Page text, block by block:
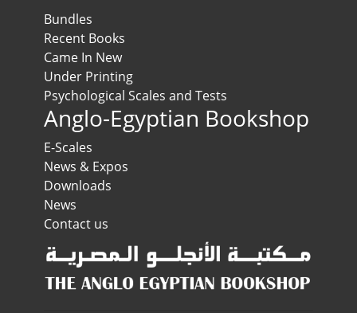
Bundles
Recent Books
Came In New
Under Printing
Psychological Scales and Tests
Anglo-Egyptian Bookshop
E-Scales
News & Expos
Downloads
News
Contact us